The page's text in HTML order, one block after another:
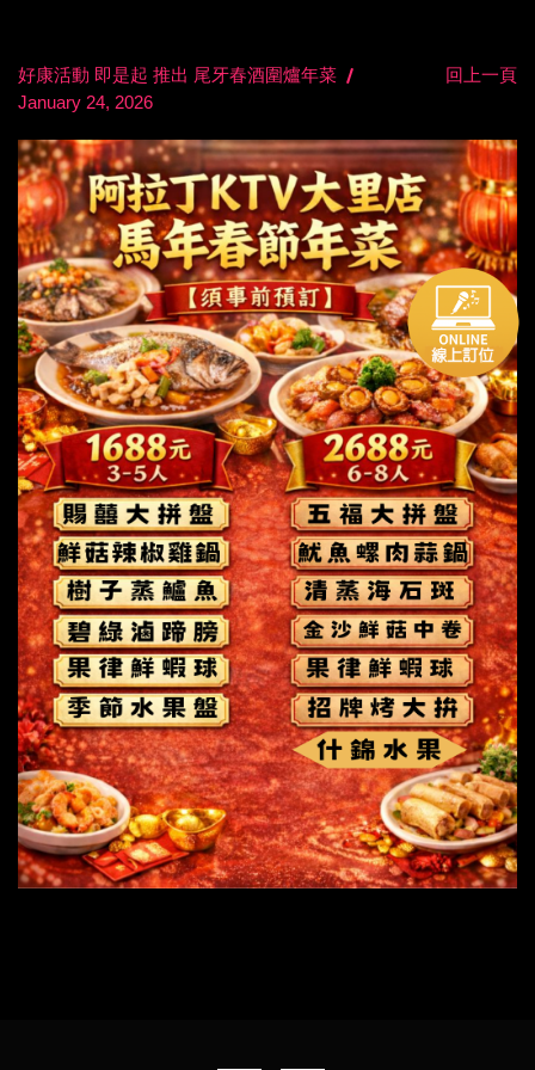
回上一頁
好康活動 即是起 推出 尾牙春酒圍爐年菜
January 24, 2026